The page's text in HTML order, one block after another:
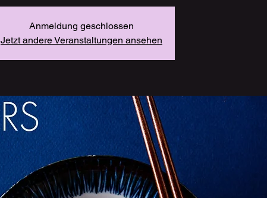
Anmeldung geschlossen
Jetzt andere Veranstaltungen ansehen